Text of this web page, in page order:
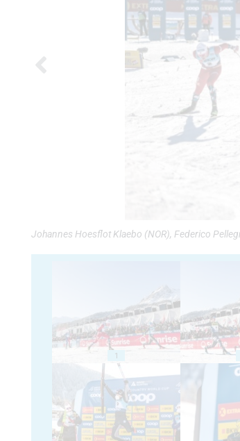
Johannes Hoesflot Klaebo (NOR), Federico
1